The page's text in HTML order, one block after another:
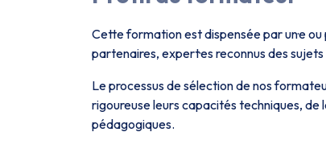
Cette formation est dispensée par un·e
partenaires, expert·es reconnus des
Le processus de sélection de nos
rigoureuse leurs capacités techniques,
pédagogiques.